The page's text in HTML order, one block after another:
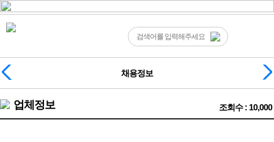
채용정보
업체정보 조회수 : 10,000